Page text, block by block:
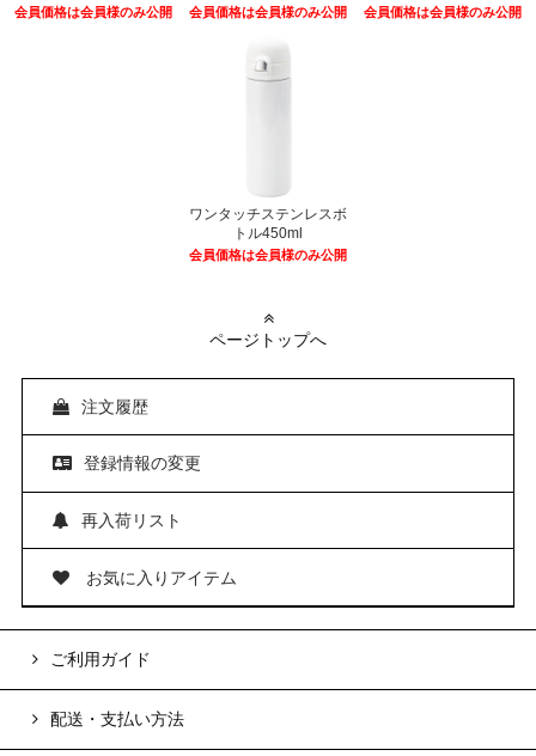
会員価格は会員様のみ公開 会員価格は会員様のみ公開 会員価格は会員様のみ公開
ワンタッチステンレスボ
トル450ml
会員価格は会員様のみ公開
ページトップへ
注文履歴
登録情報の変更
再入荷リスト
お気に入りアイテム
ご利用ガイド
配送・支払い方法